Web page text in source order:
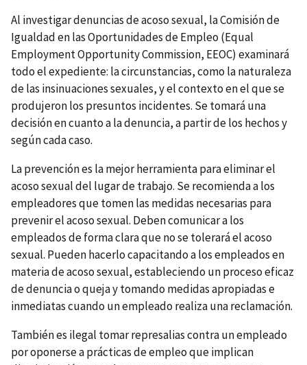
Al investigar denuncias de acoso sexual, la Comisión de
Igualdad en las Oportunidades de Empleo (Equal
Employment Opportunity Commission, EEOC) examinará
todo el expediente: la circunstancias, como la naturaleza
de las insinuaciones sexuales, y el contexto en el que se
produjeron los presuntos incidentes. Se tomará una
decisión en cuanto a la denuncia, a partir de los hechos y
según cada caso.
La prevención es la mejor herramienta para eliminar el
acoso sexual del lugar de trabajo. Se recomienda a los
empleadores que tomen las medidas necesarias para
prevenir el acoso sexual. Deben comunicar a los
empleados de forma clara que no se tolerará el acoso
sexual. Pueden hacerlo capacitando a los empleados en
materia de acoso sexual, estableciendo un proceso eficaz
de denuncia o queja y tomando medidas apropiadas e
inmediatas cuando un empleado realiza una reclamación.
También es ilegal tomar represalias contra un empleado
por oponerse a prácticas de empleo que implican